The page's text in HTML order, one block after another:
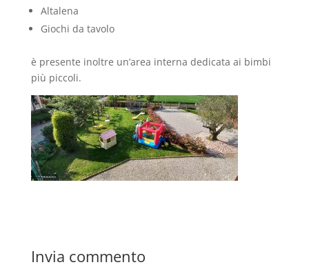
Altalena
Giochi da tavolo
è presente inoltre un’area interna dedicata ai bimbi
più piccoli.
Invia commento